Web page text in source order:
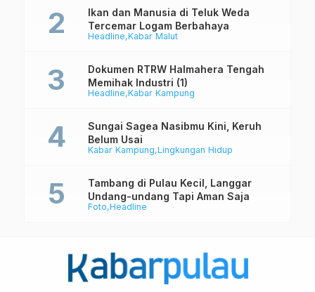
Headline Kabar Malut
Ikan dan Manusia di Teluk Weda
Tercemar Logam Berbahaya
Headline Kabar Kampung
Dokumen RTRW Halmahera Tengah
Memihak Industri (1)
Kabar Kampung Lingkungan Hidup
Sungai Sagea Nasibmu Kini, Keruh
Belum Usai
Foto Headline
Tambang di Pulau Kecil, Langgar
Undang-undang Tapi Aman Saja